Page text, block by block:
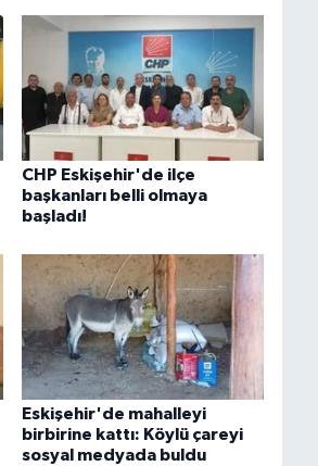
CHP Eskişehir'de ilçe
başkanları belli olmaya
başladı!
Eskişehir'de mahalleyi
birbirine kattı: Köylü çareyi
sosyal medyada buldu